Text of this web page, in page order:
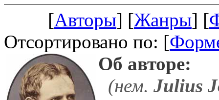
[Авторы] [Жанры] [
Отсортировано по: [
Об авторе:
(нем. Julius